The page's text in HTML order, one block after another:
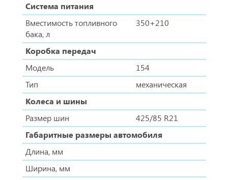
Система питания
Вместимость топливного
бака, л
350+210
Коробка передач
Модель
154
Тип
механическая
Колеса и шины
Размер шин
425/85 R21
Габаритные размеры автомобиля
Длина, мм
Ширина, мм